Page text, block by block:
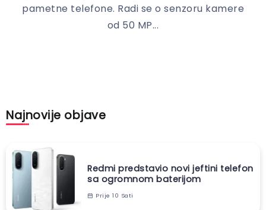
pametne telefone. Radi se o senzoru kamere
od 50 MP...
Najnovije objave
Redmi predstavio novi jeftini telefon
sa ogromnom baterijom
Prije 10 Sati